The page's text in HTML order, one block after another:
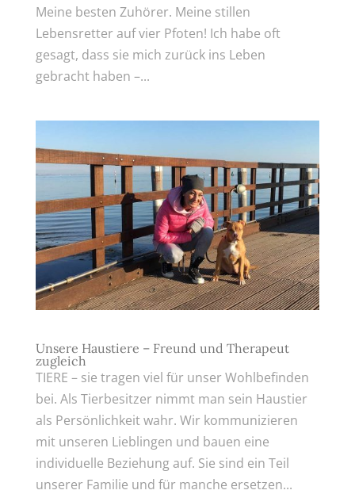
Meine besten Zuhörer. Meine stillen
Lebensretter auf vier Pfoten! Ich habe oft
gesagt, dass sie mich zurück ins Leben
gebracht haben –...
Unsere Haustiere – Freund und Therapeut
zugleich
TIERE – sie tragen viel für unser Wohlbefinden
bei. Als Tierbesitzer nimmt man sein Haustier
als Persönlichkeit wahr. Wir kommunizieren
mit unseren Lieblingen und bauen eine
individuelle Beziehung auf. Sie sind ein Teil
unserer Familie und für manche ersetzen...